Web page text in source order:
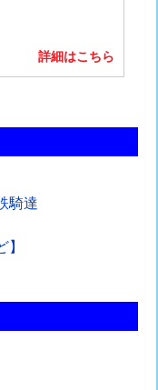
詳細はこちら
騎達